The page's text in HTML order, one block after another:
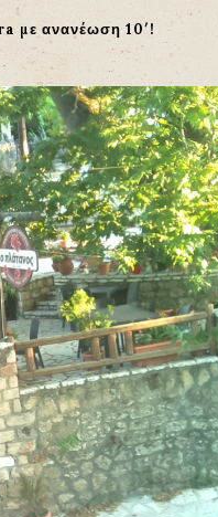
με ανανέωση 10′!